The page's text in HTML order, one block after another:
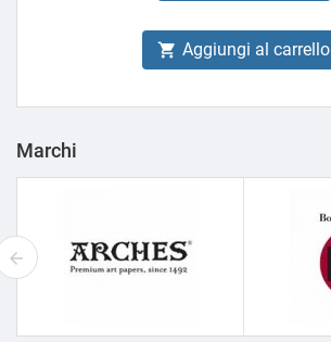
 Aggiungi al carrello
Marchi